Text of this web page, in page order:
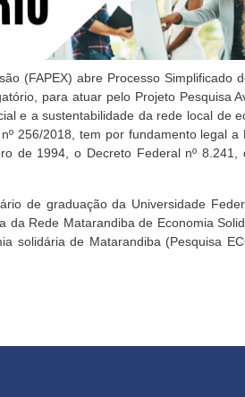
(FAPEX) abre Processo Simplificado
para atuar pelo Projeto Pesquisa
e a sustentabilidade da rede local de
256/2018, tem por fundamento legal
de 1994, o Decreto Federal nº
de graduação da Universidade
da Rede Matarandiba de Economia
solidária de Matarandiba (Pesquisa